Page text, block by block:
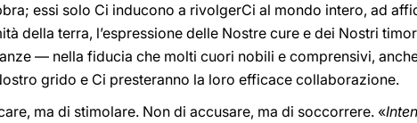
essi solo Ci inducono a rivolgerCi al mondo intero, ad
della terra, l’espressione delle Nostre cure e dei Nostri
— nella fiducia che molti cuori nobili e comprensivi,
grido e Ci presteranno la loro efficace collaborazione.
ma di stimolare. Non di accusare, ma di soccorrere. «